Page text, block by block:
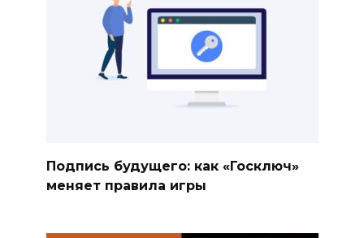
Подпись будущего: как «Госключ»
меняет правила игры